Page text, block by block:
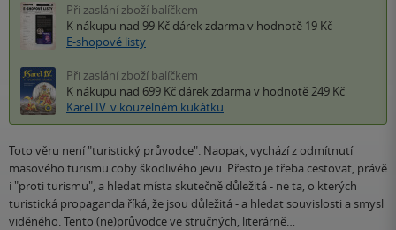
Při zaslání zboží balíčkem
K nákupu nad 99 Kč dárek zdarma v hodnotě 19 Kč
E-shopové listy
Při zaslání zboží balíčkem
K nákupu nad 699 Kč dárek zdarma v hodnotě 249 Kč
Karel IV. v kouzelném kukátku
Toto věru není "turistický průvodce". Naopak, vychází z odmítnutí
masového turismu coby škodlivého jevu. Přesto je třeba cestovat, právě
i "proti turismu", a hledat místa skutečně důležitá - ne ta, o kterých
turistická propaganda říká, že jsou důležitá - a hledat souvislosti a smysl
viděného. Tento (ne)průvodce ve stručných, literárně…